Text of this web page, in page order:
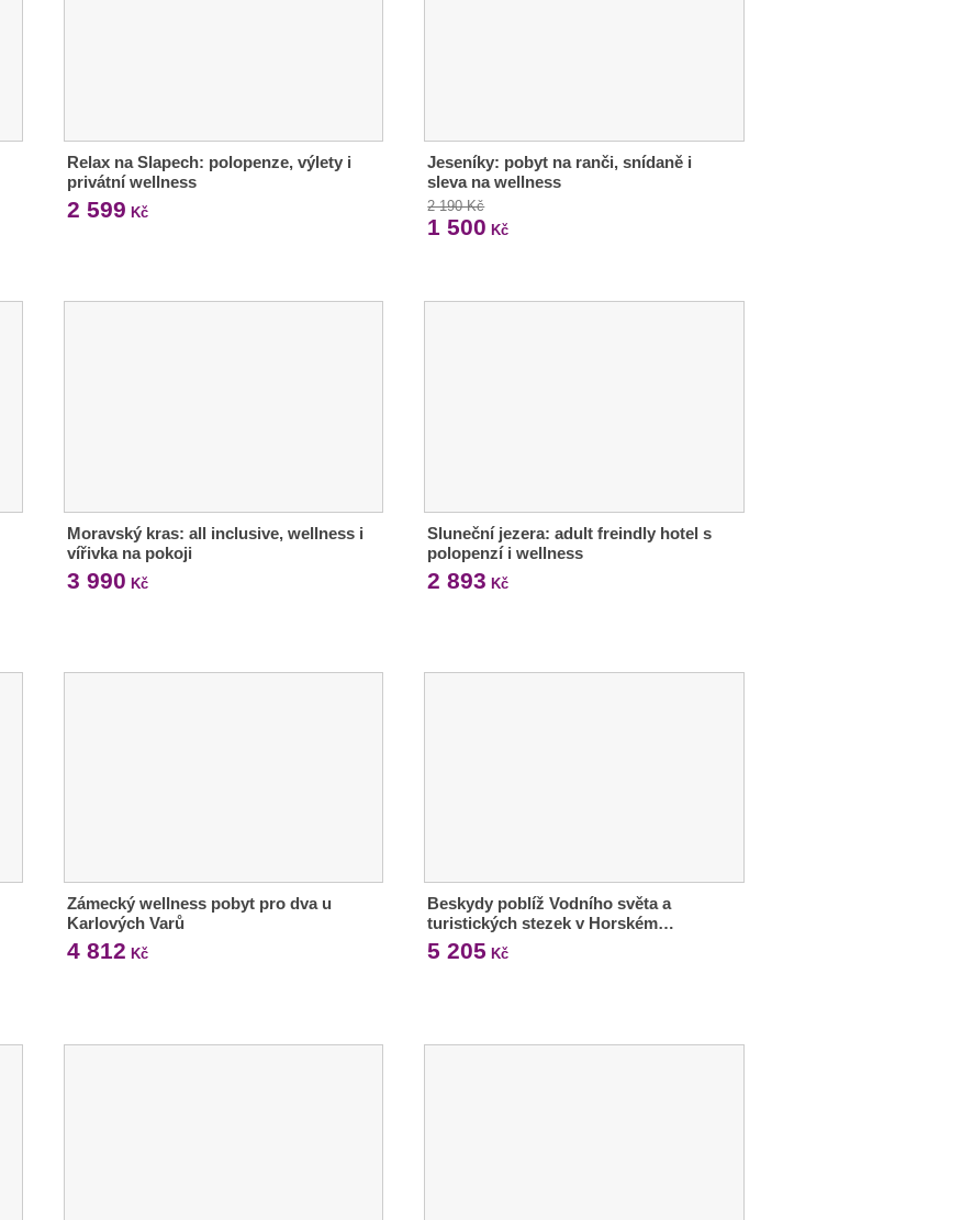
Relax na Slapech: polopenze, výlety i
privátní wellness
2 599 Kč
Jeseníky: pobyt na ranči, snídaně i
sleva na wellness
2 190 Kč
1 500 Kč
Moravský kras: all inclusive, wellness i
vířivka na pokoji
3 990 Kč
Sluneční jezera: adult freindly hotel s
polopenzí i wellness
2 893 Kč
Zámecký wellness pobyt pro dva u
Karlových Varů
4 812 Kč
Beskydy poblíž Vodního světa a
turistických stezek v Horském…
5 205 Kč